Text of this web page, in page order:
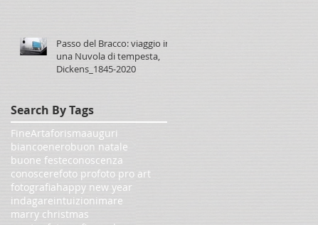
Passo del Bracco: viaggio in
una Nuvola di tempesta,
Dickens_1845-2020
Search By Tags
FineArtaforismaauguri
biancoenerobuon natale
buone festeconoscenza
conoscerefoto profoto pro art
fotografiahappy new year
indagareintuizionimare
marry christmas